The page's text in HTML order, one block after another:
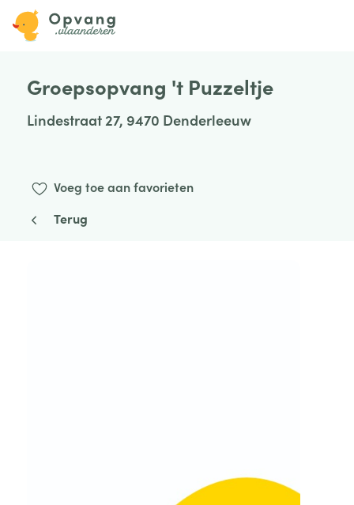
Groepsopvang 't Puzzeltje
Lindestraat 27, 9470 Denderleeuw
Voeg toe aan favorieten
Terug